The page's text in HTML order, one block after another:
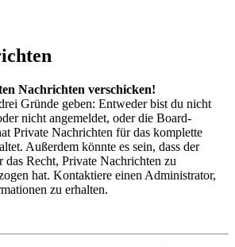
Nachrichten verschicken!
Gründe geben: Entweder bist du nicht
nicht angemeldet, oder die Board-
Private Nachrichten für das komplette
Außerdem könnte es sein, dass der
Recht, Private Nachrichten zu
hat. Kontaktiere einen Administrator,
zu erhalten.